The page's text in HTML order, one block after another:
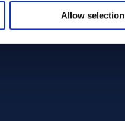
Allow selection